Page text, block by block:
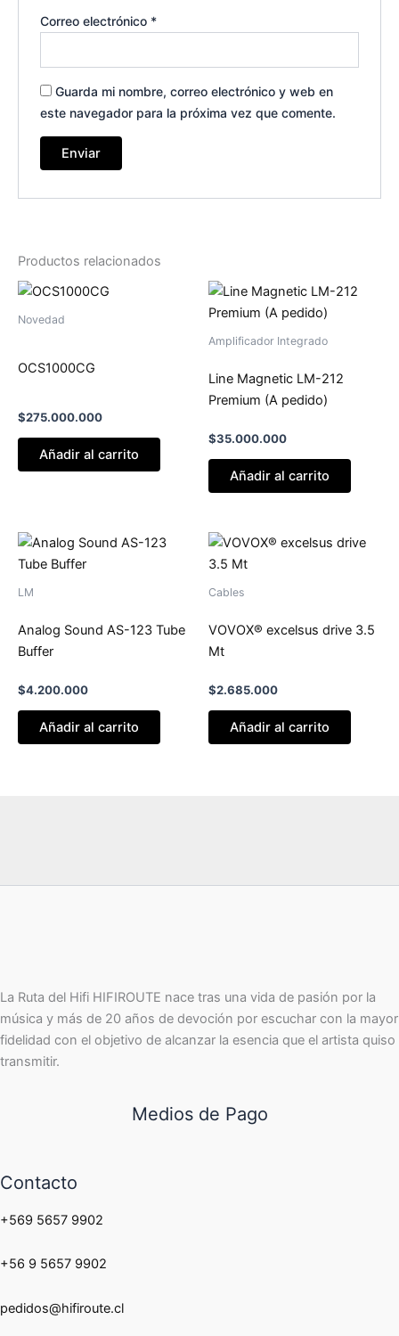
Correo electrónico *
Guarda mi nombre, correo electrónico y web en
este navegador para la próxima vez que comente.
Productos relacionados
Novedad
OCS1000CG
$275.000.000
Añadir al carrito
Amplificador Integrado
Line Magnetic LM-212
Premium (A pedido)
$35.000.000
Añadir al carrito
LM
Analog Sound AS-123 Tube
Buffer
$4.200.000
Añadir al carrito
Cables
VOVOX® excelsus drive 3.5
Mt
$2.685.000
Añadir al carrito
La Ruta del Hifi HIFIROUTE nace tras una vida de pasión por la
música y más de 20 años de devoción por escuchar con la mayor
fidelidad con el objetivo de alcanzar la esencia que el artista quiso
transmitir.
Medios de Pago
Contacto
+569 5657 9902
+56 9 5657 9902
pedidos@hifiroute.cl